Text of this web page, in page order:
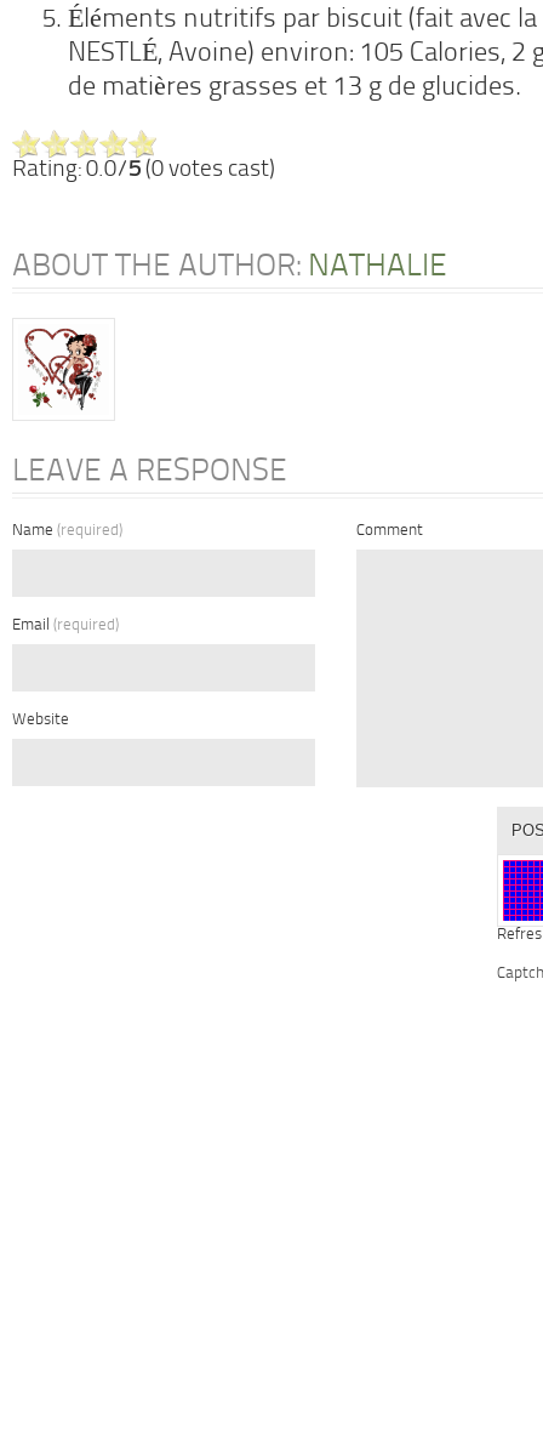
Éléments nutritifs par biscuit (fait avec la
NESTLÉ, Avoine) environ: 105 Calories, 2
de matières grasses et 13 g de glucides.
Rating: 0.0/5 (0 votes cast)
ABOUT THE AUTHOR: NATHALIE
LEAVE A RESPONSE
Name (required)
Email (required)
Website
Comment